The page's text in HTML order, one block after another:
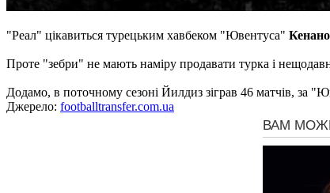
"Реал" цікавиться турецьким хавбеком "Ювентуса"
Проте "зебри" не мають наміру продавати турка і
Додамо, в поточному сезоні Йилдиз зіграв 46 матчів, за
Джерело: footballtransfer.com.ua